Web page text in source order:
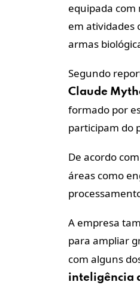
equipada com
em atividades
armas
Segundo
Claude
formado por
participam do
De acordo
áreas como
A empresa
para ampliar
com alguns
inteligência